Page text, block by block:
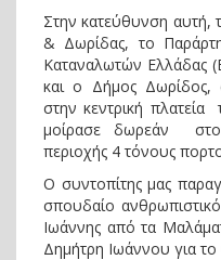
Στην κατεύθυνση αυτή,
& Δωρίδας, το
Καταναλωτών Ελλάδας
και ο Δήμος Δωρίδoς,
στην κεντρική
μοίρασε δωρεάν
περιοχής 4 τόνους
Ο συντοπίτης μας
σπουδαίο
Ιωάννης από τα
Δημήτρη Ιωάννου για